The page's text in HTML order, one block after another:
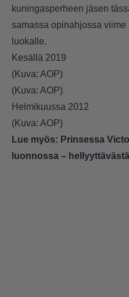
kuningasperheen jäsen
samassa opinahjossa
luokalle.
Kesällä 2019
(Kuva: AOP)
(Kuva: AOP)
Helmikuussa 2012
(Kuva: AOP)
Lue myös: Prinsessa
luonnossa –